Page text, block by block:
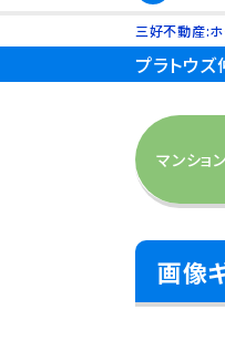
三好不動産:
プラトウ
マンション
画像